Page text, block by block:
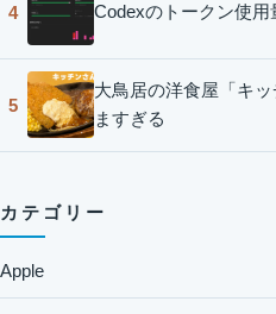
4 Codexのトークン使
5
大鳥居の洋食屋「キ
ますぎる
カテゴリー
Apple